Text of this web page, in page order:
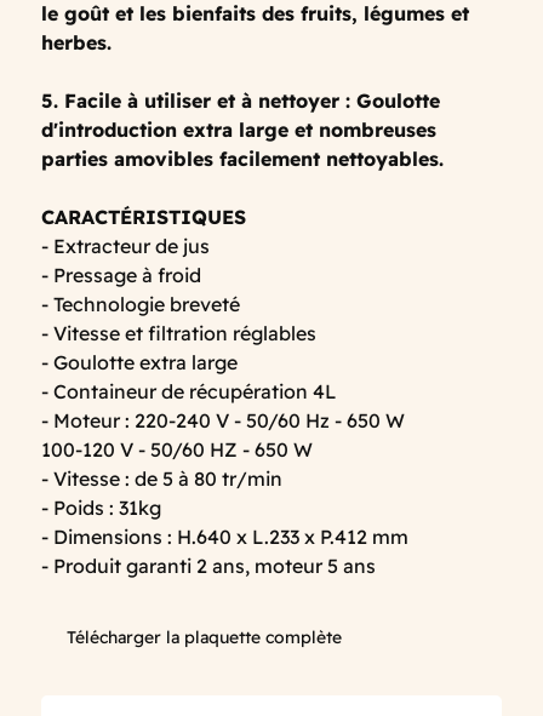
le goût et les bienfaits des fruits, légumes et
herbes.
5. Facile à utiliser et à nettoyer : Goulotte
d'introduction extra large et nombreuses
parties amovibles facilement nettoyables.
CARACTÉRISTIQUES
- Extracteur de jus
- Pressage à froid
- Technologie breveté
- Vitesse et filtration réglables
- Goulotte extra large
- Containeur de récupération 4L
- Moteur : 220-240 V - 50/60 Hz - 650 W
100-120 V - 50/60 HZ - 650 W
- Vitesse : de 5 à 80 tr/min
- Poids : 31kg
- Dimensions : H.640 x L.233 x P.412 mm
- Produit garanti 2 ans, moteur 5 ans
Télécharger la plaquette complète